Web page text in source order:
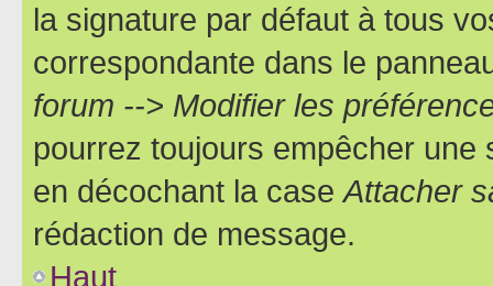
la signature par défaut à tous
correspondante dans le
forum --> Modifier les
pourrez toujours empêcher une
en décochant la caseAttacher
rédaction de message.
Haut